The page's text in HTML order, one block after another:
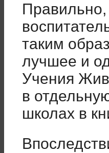
Правильно,
таким
лучшее и
Учения
в
школах в